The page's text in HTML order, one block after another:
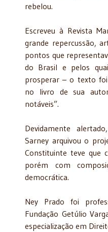
rebelou.
Escreveu à Revista
grande repercussão,
pontos que
do Brasil e pelos
prosperar – o texto
no livro de sua
notáveis”.
Devidamente
Sarney arquivou o
Constituinte teve que
porém com
democrática.
Ney Prado foi
Fundação Getúlio
especialização em